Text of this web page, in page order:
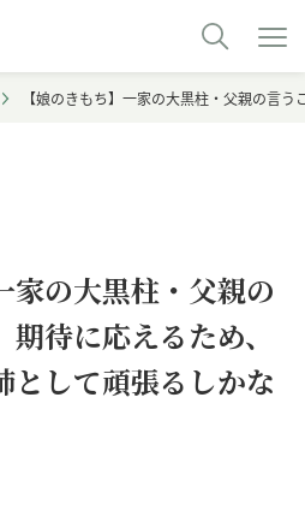
【娘のきもち】一家の大黒柱・父親の言
家の大黒柱・父親の
待に応えるため、
として頑張るしかな